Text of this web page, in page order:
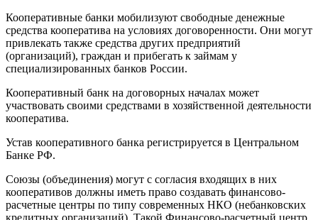
Кооперативные банки мобилизуют свободные денежные
средства кооператива на условиях договоренности. Они могут
привлекать также средства других предприятий
(организаций), граждан и прибегать к займам у
специализированных банков России.
Кооперативный банк на договорных началах может
участвовать своими средствами в хозяйственной деятельности
кооператива.
Устав кооперативного банка регистрируется в Центральном
Банке РФ.
Союзы (объединения) могут с согласия входящих в них
кооперативов должны иметь право создавать финансово-
расчетные центры по типу современных НКО (небанковских
кредитных организаций). Такой Финансово-расчетный центр